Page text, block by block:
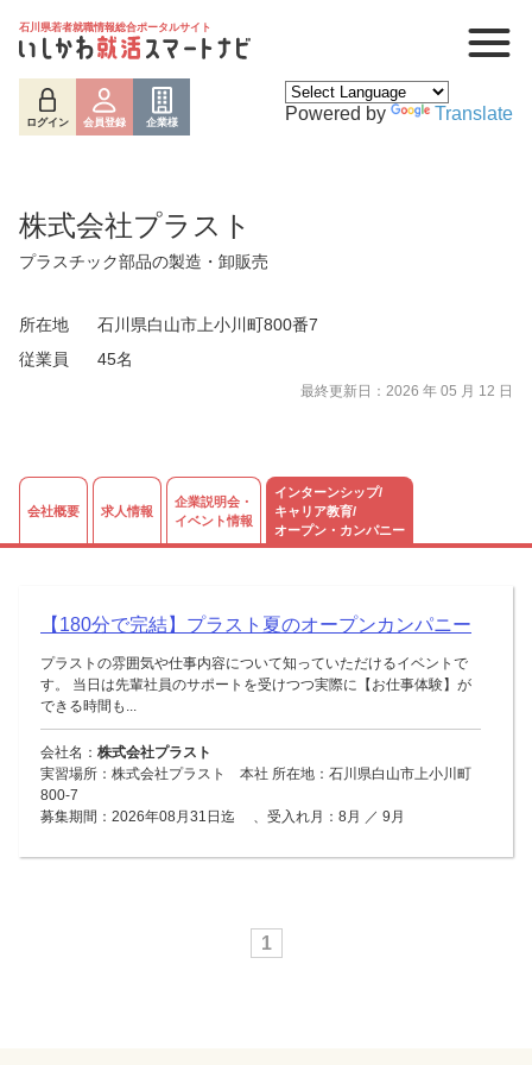
石川県若者就職情報総合ポータルサイト
ログイン 会員登録 企業様 Powered by Translate
株式会社プラスト
プラスチック部品の製造・卸販売
所在地
石川県白山市上小川町800番7
従業員
45名
最終更新日：2026 年 05 月 12 日
会社概要 求人情報
企業説明会・
イベント情報
インターンシップ/
キャリア教育/
オープン・カンパニー
【180分で完結】プラスト夏のオープンカンパニー
プラストの雰囲気や仕事内容について知っていただけるイベントで
す。 当日は先輩社員のサポートを受けつつ実際に【お仕事体験】が
できる時間も...
会社名： 株式会社プラスト
実習場所：株式会社プラスト 本社 所在地：石川県白山市上小川町
800-7
募集期間：2026年08月31日迄 、受入れ月：8月 ／ 9月
1